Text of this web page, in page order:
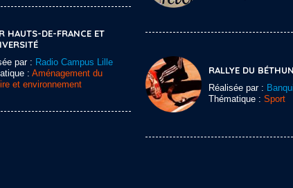
HAUTS-DE-FRANCE ET
par : Radio Campus Lille
: Aménagement du
et environnement
RALLYE DU
Réalisée par :
Thématique : Sport